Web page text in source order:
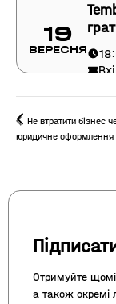
19
Вересня
Не втратити бізнес
юридичне оформлення
Отримуйте
а також окремі